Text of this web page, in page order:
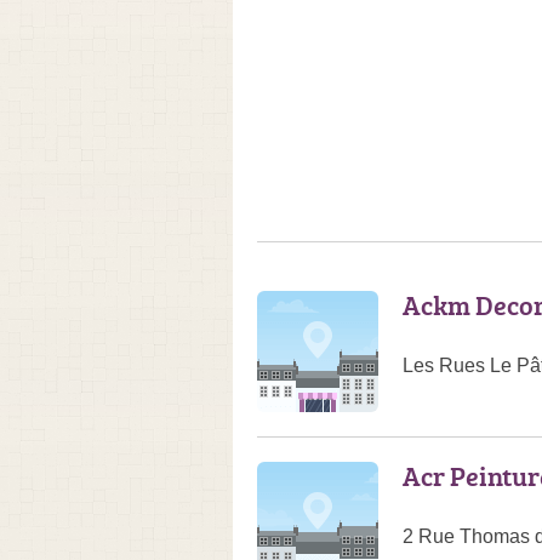
Ackm
Les Rues Le
Acr
2 Rue Thomas